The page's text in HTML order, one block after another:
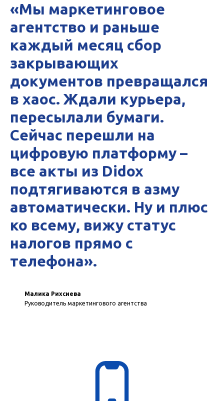
«Мы маркетинговое
агентство и раньше
каждый месяц сбор
закрывающих
документов превращался
в хаос. Ждали курьера,
пересылали бумаги.
Сейчас перешли на
цифровую платформу –
все акты из Didox
подтягиваются в азму
автоматически. Ну и плюс
ко всему, вижу статус
налогов прямо с
телефона».
Малика Рихсиева
Руководитель маркетингового агентства